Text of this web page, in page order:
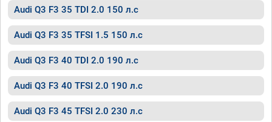
Audi Q3 F3 35 TDI 2.0 150 л.с
Audi Q3 F3 35 TFSI 1.5 150 л.с
Audi Q3 F3 40 TDI 2.0 190 л.с
Audi Q3 F3 40 TFSI 2.0 190 л.с
Audi Q3 F3 45 TFSI 2.0 230 л.с